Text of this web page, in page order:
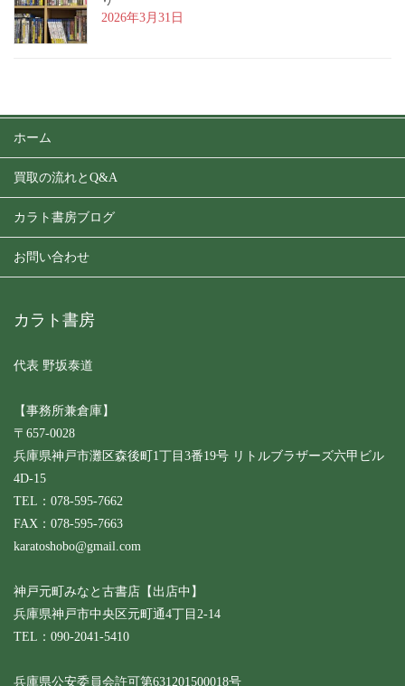
2026年3月31日
ホーム
買取の流れとQ&A
カラト書房ブログ
お問い合わせ
カラト書房
代表 野坂泰道
【事務所兼倉庫】
〒657-0028
兵庫県神戸市灘区森後町1丁目3番19号 リトルブラザーズ六甲ビル
4D-15
TEL：078-595-7662
FAX：078-595-7663
karatoshobo@gmail.com
神戸元町みなと古書店【出店中】
兵庫県神戸市中央区元町通4丁目2-14
TEL：090-2041-5410
兵庫県公安委員会許可第631201500018号